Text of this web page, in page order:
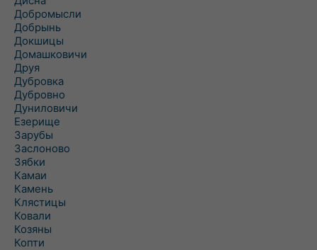
Добромысли
Добрынь
Докшицы
Домашковичи
Друя
Дубровка
Дубровно
Дуниловичи
Езерище
Зарубы
Заслоново
Зябки
Камаи
Камень
Клястицы
Ковали
Козяны
Копти